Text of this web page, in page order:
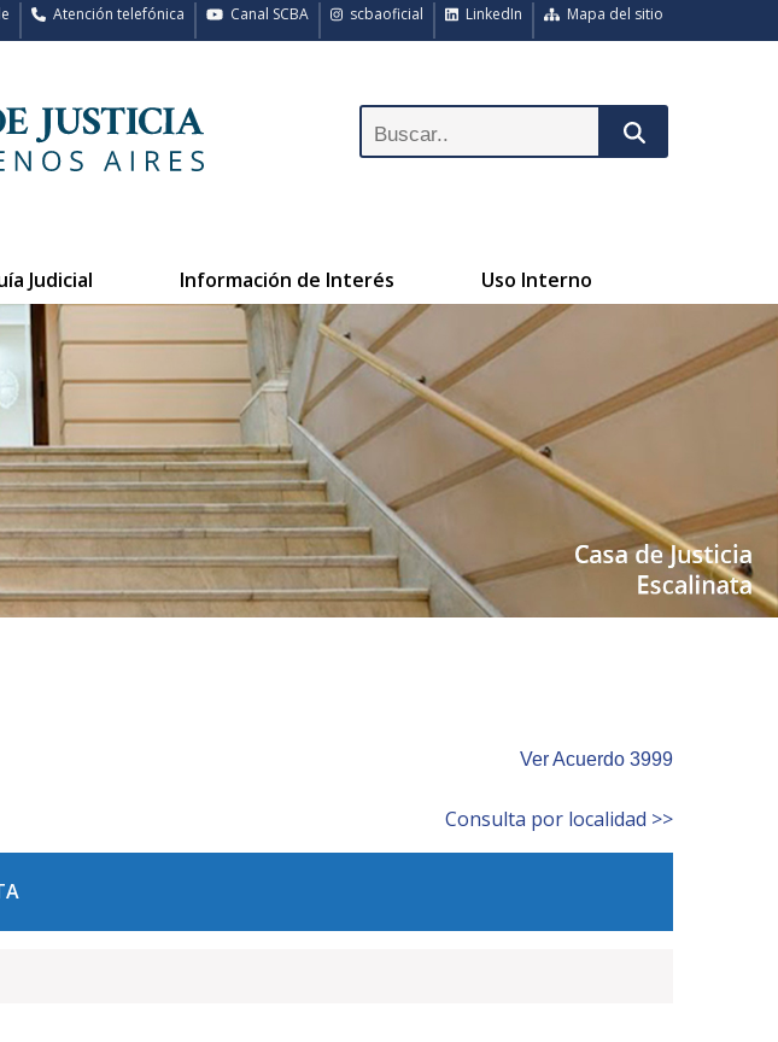
Mapa del sitio
LinkedIn
scbaoficial
Canal SCBA
Atención telefónica
Judicial Información de Interés Uso Interno
Ver Acuerdo 3999
Consulta por localidad >>